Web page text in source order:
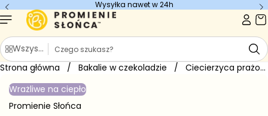
treści
Wysyłka nawet w 24h
Wszystkie kategorie
S
z
u
a
j
Strona główna / Bakalie w czekoladzie / Ciecierzyca prażona w mlecznej czekoladzie...
Przejdź do
o
produkcie
Wrażliwe na ciepło
Promienie Słońca